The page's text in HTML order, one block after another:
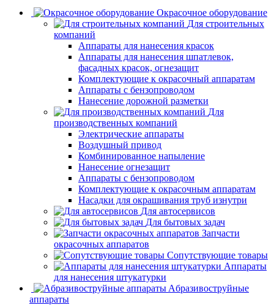
Окрасочное оборудование
Для строительных
компаний
Аппараты для нанесения красок
Аппараты для нанесения шпатлевок,
фасадных красок, огнезащит
Комплектующие к окрасочный аппаратам
Аппараты с бензопроводом
Нанесение дорожной разметки
Для
производственных компаний
Электрические аппараты
Воздушный привод
Комбинированное напыление
Нанесение огнезащит
Аппараты с бензопроводом
Комплектующие к окрасочным аппаратам
Насадки для окрашивания труб изнутри
Для автосервисов
Для бытовых задач
Запчасти
окрасочных аппаратов
Сопутствующие товары
Аппараты
для нанесения штукатурки
Aбразивоструйные
аппараты